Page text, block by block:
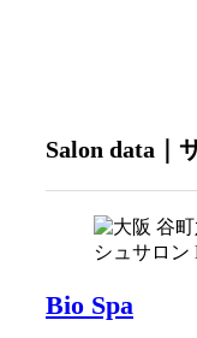
Salon data｜
Bio Spa